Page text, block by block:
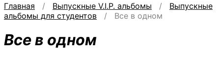
Главная / Выпускные V.I.P. альбомы / Выпускные
альбомы для студентов / Все в одном
Все в одном